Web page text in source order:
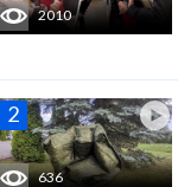
2010
636